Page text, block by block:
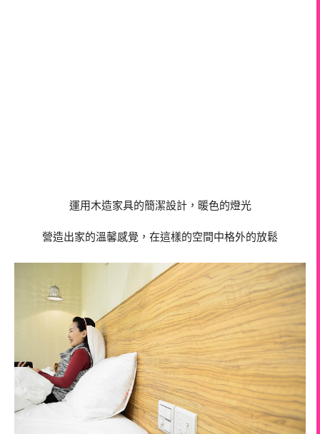
運用木造家具的簡潔設計，暖色的燈光
營造出家的溫馨感覺，在這樣的空間中格外的放鬆